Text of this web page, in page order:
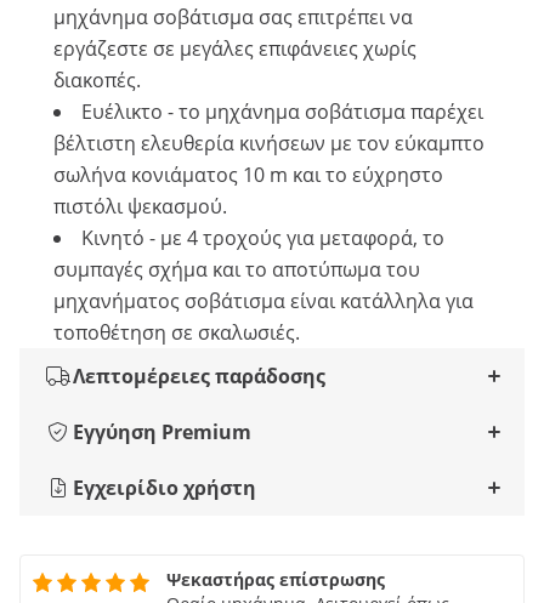
μηχάνημα σοβάτισμα σας επιτρέπει να
εργάζεστε σε μεγάλες επιφάνειες χωρίς
διακοπές.
Ευέλικτο - το μηχάνημα σοβάτισμα παρέχει
βέλτιστη ελευθερία κινήσεων με τον εύκαμπτο
σωλήνα κονιάματος 10 m και το εύχρηστο
πιστόλι ψεκασμού.
Κινητό - με 4 τροχούς για μεταφορά, το
συμπαγές σχήμα και το αποτύπωμα του
μηχανήματος σοβάτισμα είναι κατάλληλα για
τοποθέτηση σε σκαλωσιές.
Λεπτομέρειες παράδοσης
Εγγύηση Premium
Εγχειρίδιο χρήστη
Ψεκαστήρας επίστρωσης